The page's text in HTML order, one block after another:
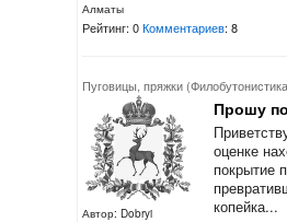
Алматы
Рейтинг: 0Комментариев: 8
Пуговицы, пряжки
Автор: Dobryi
Прошу
оценке
покрытие
копейка...